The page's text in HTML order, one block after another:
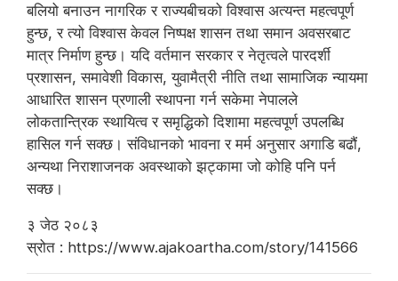
बलियो बनाउन नागरिक र राज्यबीचको विश्वास अत्यन्त महत्वपूर्ण
हुन्छ, र त्यो विश्वास केवल निष्पक्ष शासन तथा समान अवसरबाट
मात्र निर्माण हुन्छ। यदि वर्तमान सरकार र नेतृत्वले पारदर्शी
प्रशासन, समावेशी विकास, युवामैत्री नीति तथा सामाजिक न्यायमा
आधारित शासन प्रणाली स्थापना गर्न सकेमा नेपालले
लोकतान्त्रिक स्थायित्व र समृद्धिको दिशामा महत्वपूर्ण उपलब्धि
हासिल गर्न सक्छ। संविधानको भावना र मर्म अनुसार अगाडि बढौं,
अन्यथा निराशाजनक अवस्थाको झट्कामा जो कोहि पनि पर्न
सक्छ।
३ जेठ २०८३
स्रोत : https://www.ajakoartha.com/story/141566